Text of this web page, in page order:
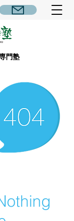
門塾